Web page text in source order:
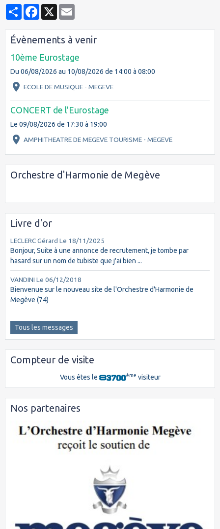
PartagerFacebook
X
Évènements à venir
10ème Eurostage
Du 06/08/2026 au 10/08/2026 de 14:00 à 08:00
ECOLE DE MUSIQUE - MEGEVE
CONCERT de l'Eurostage
Le 09/08/2026 de 17:30 à 19:00
AMPHITHEATRE DE MEGEVE TOURISME - MEGEVE
Orchestre d'Harmonie de Megève
Livre d'or
LECLERC Gérard Le 18/11/2025
Bonjour, Suite à une annonce de recrutement, je tombe par
hasard sur un nom de tubiste que j'ai bien ...
VANDINI Le 06/12/2018
Bienvenue sur le nouveau site de l'Orchestre d'Harmonie de
Megève (74)
Tous les messages
Compteur de visite
Vous êtes le ème visiteur
Nos partenaires